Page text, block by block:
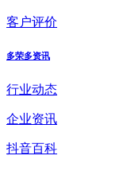
客户评价
多荣多资讯
行业动态
企业资讯
抖音百科